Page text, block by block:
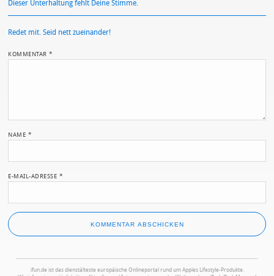
Dieser Unterhaltung fehlt Deine Stimme.
Redet mit. Seid nett zueinander!
KOMMENTAR*
NAME *
E-MAIL-ADRESSE *
ifun.de ist das dienstälteste europäische Onlineportal rund um Apples Lifestyle-Produkte.